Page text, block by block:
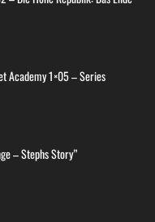
Academy 1×05 – Series
– Stephs Story”